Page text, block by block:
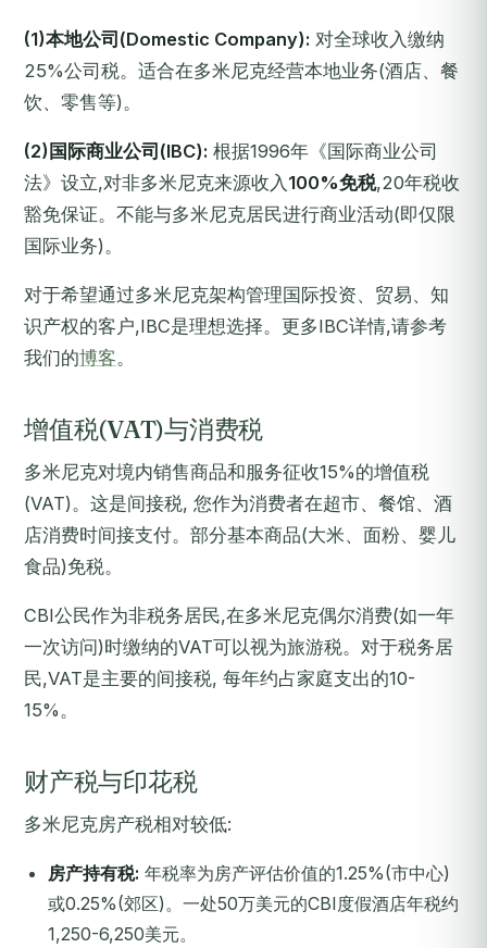
(1)本地公司(Domestic Company): 对全球收入缴纳
25%公司税。适合在多米尼克经营本地业务(酒店、餐
饮、零售等)。
(2)国际商业公司(IBC): 根据1996年《国际商业公司
法》设立,对非多米尼克来源收入 100%免税,20年税收
豁免保证。不能与多米尼克居民进行商业活动(即仅限
国际业务)。
对于希望通过多米尼克架构管理国际投资、贸易、知
识产权的客户,IBC是理想选择。更多IBC详情,请参考
我们的博客。
增值税(VAT)与消费税
多米尼克对境内销售商品和服务征收15%的增值税
(VAT)。这是间接税, 您作为消费者在超市、餐馆、酒
店消费时间接支付。部分基本商品(大米、面粉、婴儿
食品)免税。
CBI公民作为非税务居民,在多米尼克偶尔消费(如一年
一次访问)时缴纳的VAT可以视为旅游税。对于税务居
民,VAT是主要的间接税, 每年约占家庭支出的10-
15%。
财产税与印花税
多米尼克房产税相对较低:
房产持有税: 年税率为房产评估价值的1.25%(市中心)
或0.25%(郊区)。一处50万美元的CBI度假酒店年税约
1,250-6,250美元。